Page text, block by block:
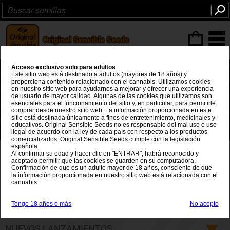
🌱 Planea más grande 💪 Crece más grande 🌿 420 Semillas 🌟 €420 💰
Original Sensible Semillas de
Marihuana
ofrecerle las semillas de cannabis más potentes y
Acceso exclusivo solo para adultos
Este sitio web está destinado a adultos (mayores de 18 años) y
proporciona contenido relacionado con el cannabis. Utilizamos cookies
en nuestro sitio web para ayudarnos a mejorar y ofrecer una experiencia
de usuario de mayor calidad. Algunas de las cookies que utilizamos son
esenciales para el funcionamiento del sitio y, en particular, para permitirle
comprar desde nuestro sitio web. La información proporcionada en este
sitio está destinada únicamente a fines de entretenimiento, medicinales y
educativos. Original Sensible Seeds no es responsable del mal uso o uso
ilegal de acuerdo con la ley de cada país con respecto a los productos
comercializados. Original Sensible Seeds cumple con la legislación
española.
Al confirmar su edad y hacer clic en "ENTRAR", habrá reconocido y
aceptado permitir que las cookies se guarden en su computadora.
Confirmación de que es un adulto mayor de 18 años, consciente de que
la información proporcionada en nuestro sitio web está relacionada con el
cannabis.
Tengo 18 años o más No acepto